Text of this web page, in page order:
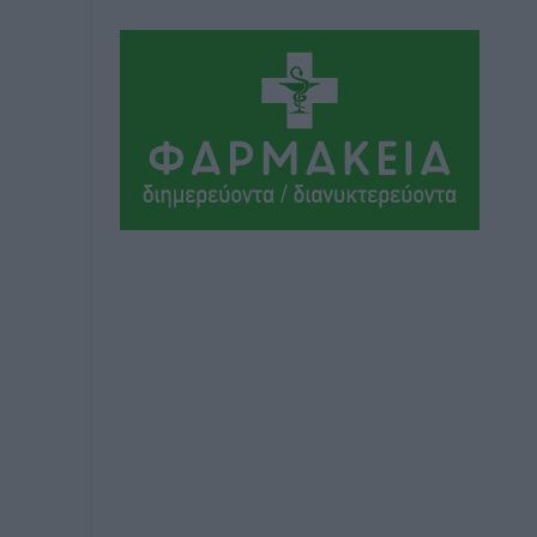
προόδου η ίδρυση Ακαδημίας
πριν 3 ώρες
Ιππότες: Με το βλέμμα στραμμένο στο
μέλλον
Αθλητικά• πριν 3 ώρες